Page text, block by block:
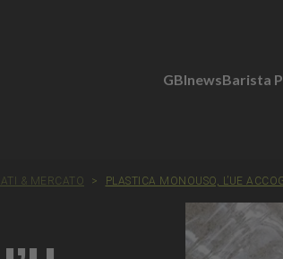
GBInewsBarista
& MERCATO > PLASTICA MONOUSO, L’UE